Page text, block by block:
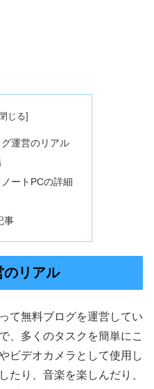
運営のリアル
ートPCの詳細
事
のリアル
て無料ブログを運営してい
、多くのタスクを簡単にこ
ビデオカメラとして使用し
たり、音楽を楽しんだり、